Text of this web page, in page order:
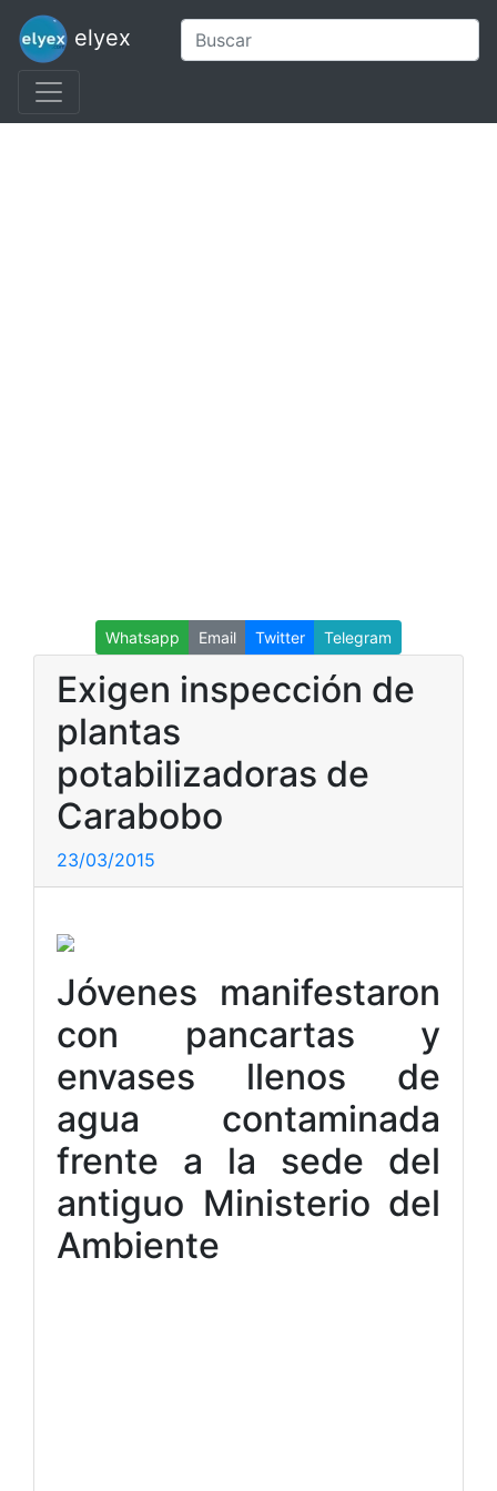
elyex
Whatsapp Email Twitter Telegram
Exigen inspección de
plantas
potabilizadoras de
Carabobo
23/03/2015
Jóvenes manifestaron
con pancartas y
envases llenos de
agua contaminada
frente a la sede del
antiguo Ministerio del
Ambiente